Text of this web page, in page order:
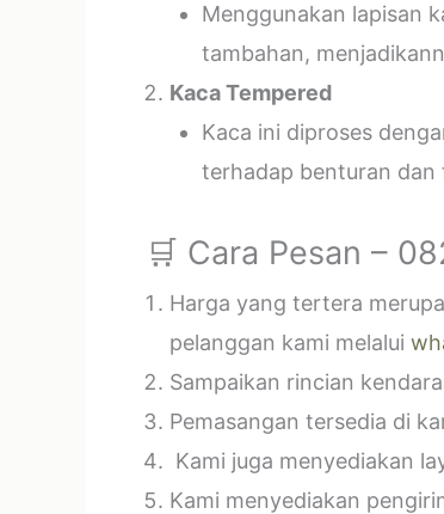
Menggunakan lapisan
tambahan,
Kaca Tempered
Kaca ini diproses
terhadap benturan dan
🛒 Cara Pesan –
Harga yang tertera
pelanggan kami melalui
Sampaikan rincian
Pemasangan tersedia di
Kami juga menyediakan
Kami menyediakan